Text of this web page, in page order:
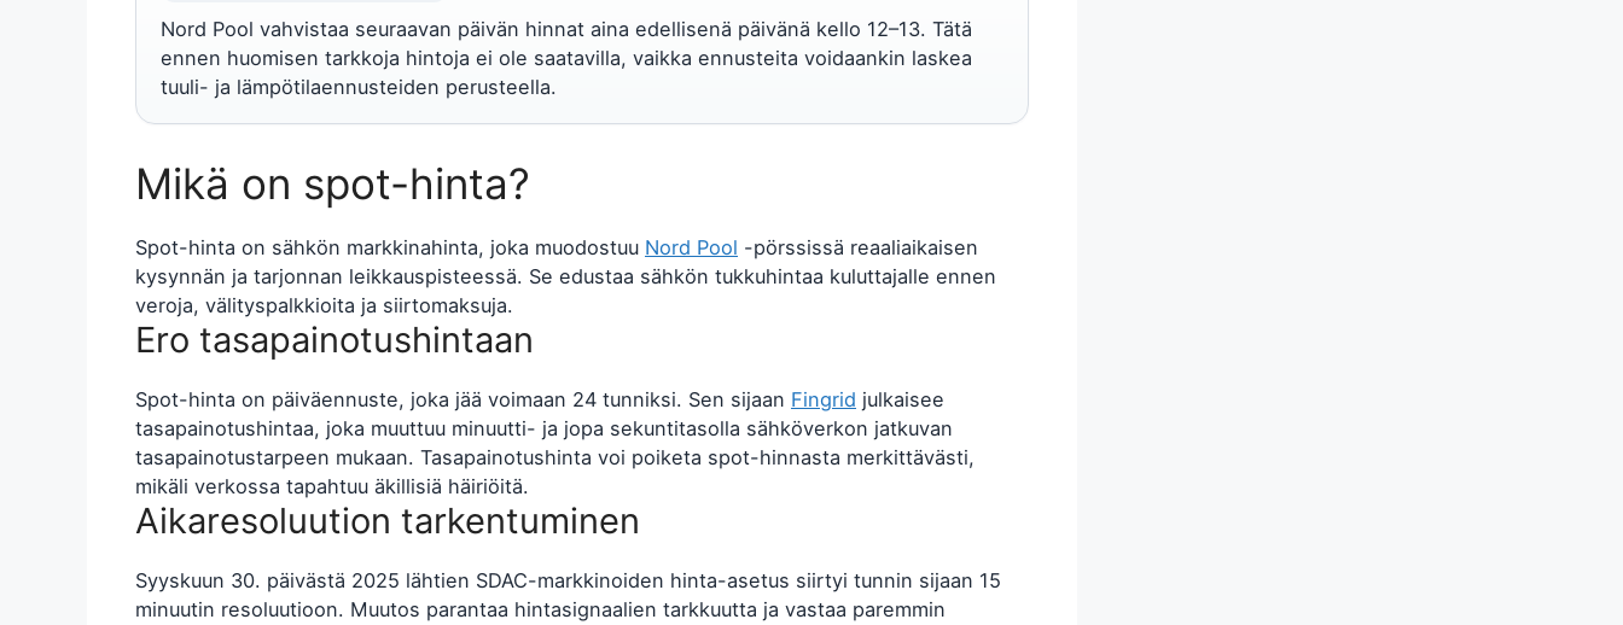
Nord Pool vahvistaa seuraavan päivän hinnat aina edellisenä päivänä kello 12–13. Tätä
ennen huomisen tarkkoja hintoja ei ole saatavilla, vaikka ennusteita voidaankin laskea
tuuli- ja lämpötilaennusteiden perusteella.
Mikä on spot-hinta?
Spot-hinta on sähkön markkinahinta, joka muodostuu Nord Pool -pörssissä reaaliaikaisen
kysynnän ja tarjonnan leikkauspisteessä. Se edustaa sähkön tukkuhintaa kuluttajalle ennen
veroja, välityspalkkioita ja siirtomaksuja.
Ero tasapainotushintaan
Spot-hinta on päiväennuste, joka jää voimaan 24 tunniksi. Sen sijaan Fingrid julkaisee
tasapainotushintaa, joka muuttuu minuutti- ja jopa sekuntitasolla sähköverkon jatkuvan
tasapainotustarpeen mukaan. Tasapainotushinta voi poiketa spot-hinnasta merkittävästi,
mikäli verkossa tapahtuu äkillisiä häiriöitä.
Aikaresoluution tarkentuminen
Syyskuun 30. päivästä 2025 lähtien SDAC-markkinoiden hinta-asetus siirtyi tunnin sijaan 15
minuutin resoluutioon. Muutos parantaa hintasignaalien tarkkuutta ja vastaa paremmin